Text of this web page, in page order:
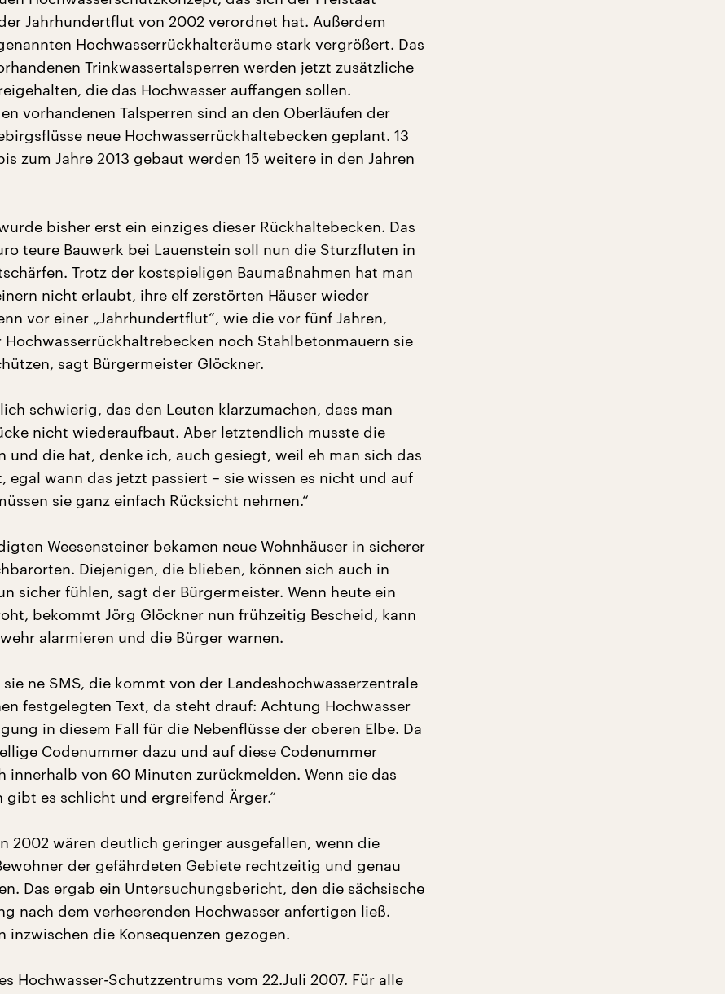
Jahrhundertflut von 2002 verordnet hat. Außerdem
Hochwasserrückhalteräume stark vergrößert. Das
Trinkwassertalsperren werden jetzt zusätzliche
die das Hochwasser auffangen sollen.
vorhandenen Talsperren sind an den Oberläufen der
neue Hochwasserrückhaltebecken geplant. 13
zum Jahre 2013 gebaut werden 15 weitere in den Jahren
bisher erst ein einziges dieser Rückhaltebecken. Das
teure Bauwerk bei Lauenstein soll nun die Sturzfluten in
Trotz der kostspieligen Baumaßnahmen hat man
nicht erlaubt, ihre elf zerstörten Häuser wieder
vor einer „Jahrhundertflut“, wie die vor fünf Jahren,
Hochwasserrückhaltrebecken noch Stahlbetonmauern sie
sagt Bürgermeister Glöckner.
schwierig, das den Leuten klarzumachen, dass man
nicht wiederaufbaut. Aber letztendlich musste die
und die hat, denke ich, auch gesiegt, weil eh man sich das
egal wann das jetzt passiert – sie wissen es nicht und auf
sie ganz einfach Rücksicht nehmen.“
Weesensteiner bekamen neue Wohnhäuser in sicherer
Diejenigen, die blieben, können sich auch in
sicher fühlen, sagt der Bürgermeister. Wenn heute ein
bekommt Jörg Glöckner nun frühzeitig Bescheid, kann
alarmieren und die Bürger warnen.
sie ne SMS, die kommt von der Landeshochwasserzentrale
festgelegten Text, da steht drauf: Achtung Hochwasser
in diesem Fall für die Nebenflüsse der oberen Elbe. Da
Codenummer dazu und auf diese Codenummer
innerhalb von 60 Minuten zurückmelden. Wenn sie das
gibt es schlicht und ergreifend Ärger.“
2002 wären deutlich geringer ausgefallen, wenn die
der gefährdeten Gebiete rechtzeitig und genau
Das ergab ein Untersuchungsbericht, den die sächsische
nach dem verheerenden Hochwasser anfertigen ließ.
inzwischen die Konsequenzen gezogen.
Hochwasser-Schutzzentrums vom 22.Juli 2007. Für alle